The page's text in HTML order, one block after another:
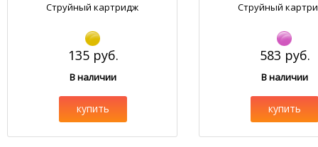
Струйный картридж
135 руб.
В наличии
купить
Струйный
583 руб.
В наличии
купить